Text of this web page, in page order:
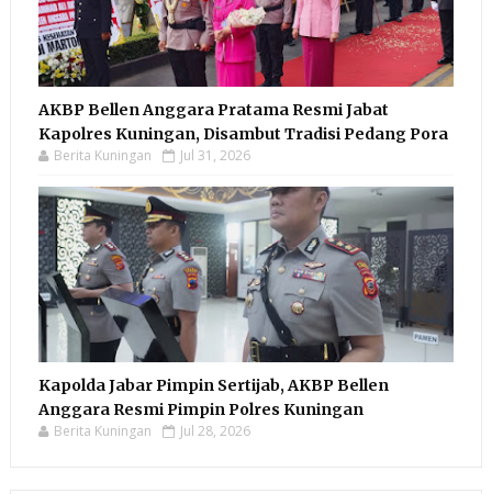
AKBP Bellen Anggara Pratama Resmi Jabat
Kapolres Kuningan, Disambut Tradisi Pedang Pora
Berita Kuningan Jul 31, 2026
Kapolda Jabar Pimpin Sertijab, AKBP Bellen
Anggara Resmi Pimpin Polres Kuningan
Berita Kuningan Jul 28, 2026